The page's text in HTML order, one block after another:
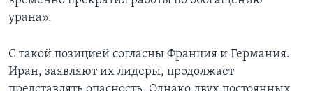
урана».
С такой позицией согласны Франция и Германия.
Иран, заявляют их лидеры, продолжает